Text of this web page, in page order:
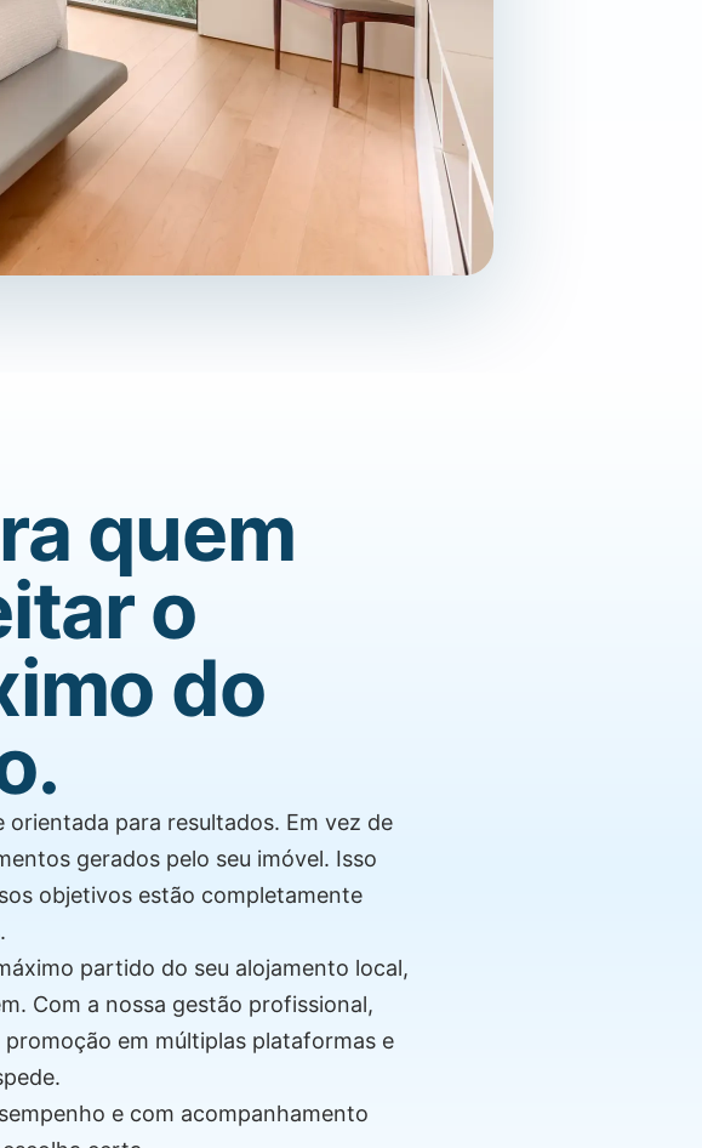
quem
o
do
orientada para resultados. Em vez de
gerados pelo seu imóvel. Isso
objetivos estão completamente
partido do seu alojamento local,
Com a nossa gestão profissional,
em múltiplas plataformas e
e com acompanhamento